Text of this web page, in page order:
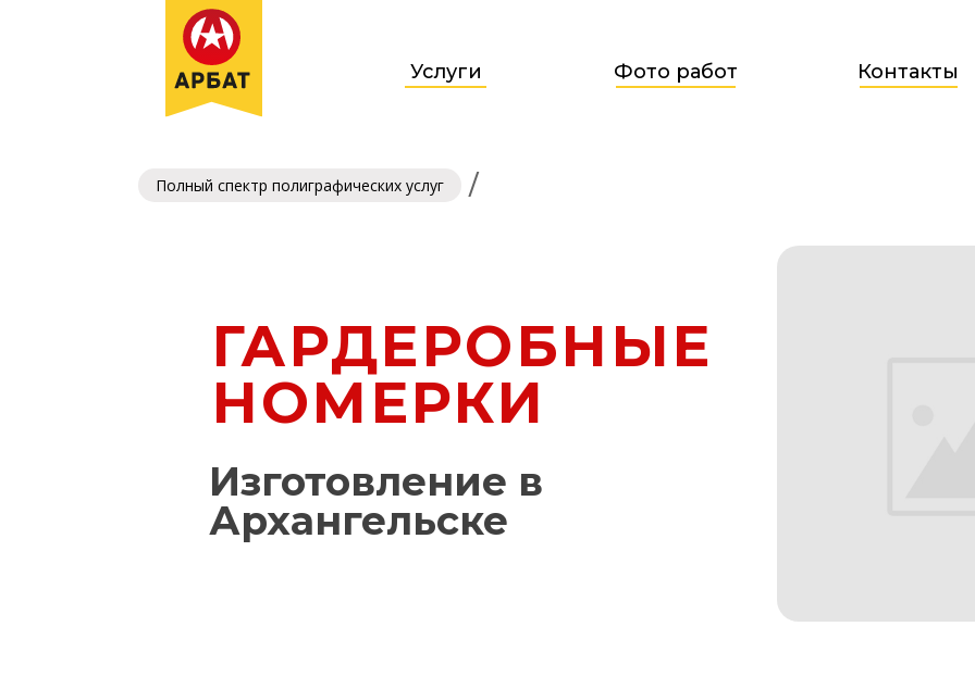
Услуги Фото работ Контакты
/
Полный спектр полиграфических услуг
ГАРДЕРОБНЫЕ
НОМЕРКИ
Изготовление в
Архангельске